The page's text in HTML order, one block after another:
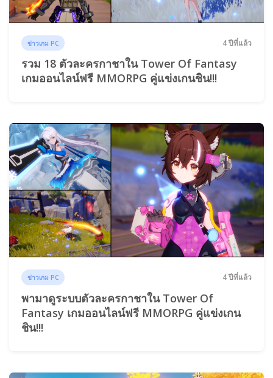
ข่าวเกม PC 4 ปีที่แล้ว
รวม 18 ตัวละครกาชาใน Tower Of Fantasy
เกมออนไลน์ฟรี MMORPG คู่แข่งเกนชิน!!!
ข่าวเกม PC 4 ปีที่แล้ว
พามาดูระบบตัวละครกาชาใน Tower Of
Fantasy เกมออนไลน์ฟรี MMORPG คู่แข่งเกน
ชิน!!!